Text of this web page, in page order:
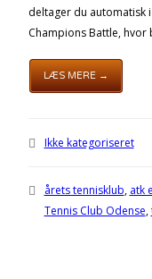
deltager du automatisk
Champions Battle, hvor
LÆS MERE →
Ikke kategoriseret
årets tennisklub, atk
Tennis Club Odense,